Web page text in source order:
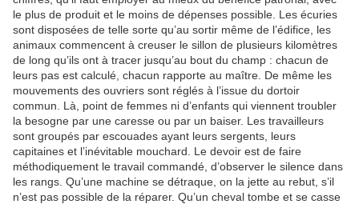
le plus de produit et le moins de dépenses possible. Les écuries
sont disposées de telle sorte qu’au sortir même de l’édifice, les
animaux commencent à creuser le sillon de plusieurs kilomètres
de long qu’ils ont à tracer jusqu’au bout du champ : chacun de
leurs pas est calculé, chacun rapporte au maître. De même les
mouvements des ouvriers sont réglés à l’issue du dortoir
commun. Là, point de femmes ni d’enfants qui viennent troubler
la besogne par une caresse ou par un baiser. Les travailleurs
sont groupés par escouades ayant leurs sergents, leurs
capitaines et l’inévitable mouchard. Le devoir est de faire
méthodiquement le travail commandé, d’observer le silence dans
les rangs. Qu’une machine se détraque, on la jette au rebut, s’il
n’est pas possible de la réparer. Qu’un cheval tombe et se casse